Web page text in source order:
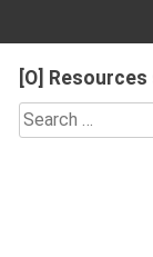
[O]
Search
for: